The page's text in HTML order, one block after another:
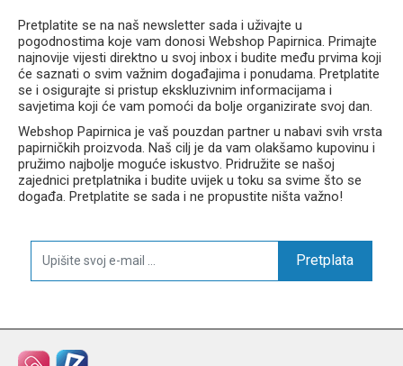
Pretplatite se na naš newsletter sada i uživajte u
pogodnostima koje vam donosi Webshop Papirnica. Primajte
najnovije vijesti direktno u svoj inbox i budite među prvima koji
će saznati o svim važnim događajima i ponudama. Pretplatite
se i osigurajte si pristup ekskluzivnim informacijama i
savjetima koji će vam pomoći da bolje organizirate svoj dan.
Webshop Papirnica je vaš pouzdan partner u nabavi svih vrsta
papirničkih proizvoda. Naš cilj je da vam olakšamo kupovinu i
pružimo najbolje moguće iskustvo. Pridružite se našoj
zajednici pretplatnika i budite uvijek u toku sa svime što se
događa. Pretplatite se sada i ne propustite ništa važno!
Pretplata